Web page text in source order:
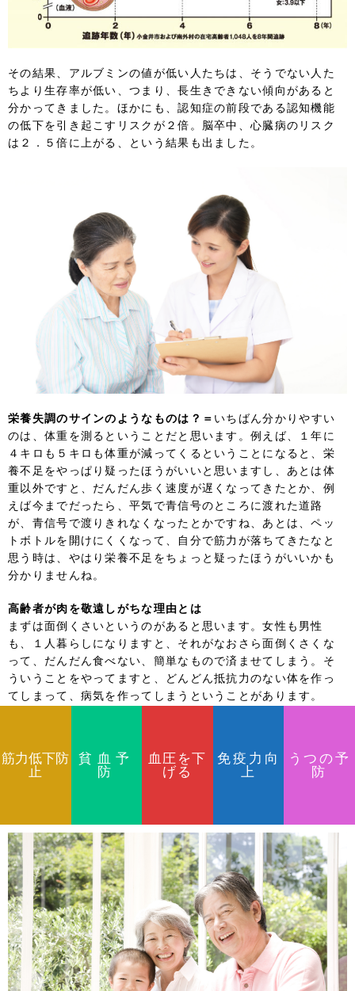
その結果、アルブミンの値が低い人たちは、そうでない人た
ちより生存率が低い、つまり、長生きできない傾向があると
分かってきました。ほかにも、認知症の前段である認知機能
の低下を引き起こすリスクが２倍。脳卒中、心臓病のリスク
は２．５倍に上がる、という結果も出ました。
栄養失調のサインのようなものは？＝ いちばん分かりやすい
のは、体重を測るということだと思います。例えば、１年に
４キロも５キロも体重が減ってくるということになると、栄
養不足をやっぱり疑ったほうがいいと思いますし、あとは体
重以外ですと、だんだん歩く速度が遅くなってきたとか、例
えば今までだったら、平気で青信号のところに渡れた道路
が、青信号で渡りきれなくなったとかですね、あとは、ペッ
トボトルを開けにくくなって、自分で筋力が落ちてきたなと
思う時は、やはり栄養不足をちょっと疑ったほうがいいかも
分かりませんね。
高齢者が肉を敬遠しがちな理由とは
まずは面倒くさいというのがあると思います。女性も男性
も、１人暮らしになりますと、それがなおさら面倒くさくな
って、だんだん食べない、簡単なもので済ませてしまう。そ
ういうことをやってますと、どんどん抵抗力のない体を作っ
てしまって、病気を作ってしまうということがあります。
筋力低下防
止
貧血予
防
血圧を下
げる
免疫力向
上
うつの予
防